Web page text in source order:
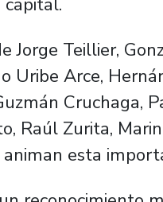
Jorge Teillier,
Uribe Arce,
Cruchaga,
Raúl Zurita,
esta